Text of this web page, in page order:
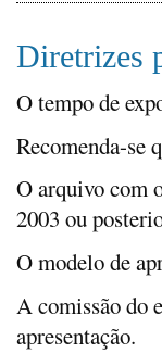
Diretrizes
O tempo de
Recomenda-se
O arquivo com
2003 ou
O modelo de
A comissão do
apresentação.